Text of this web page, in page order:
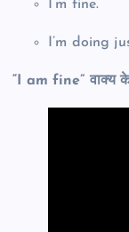
I’m fine.
I’m doing
“I am fine” वाक्य